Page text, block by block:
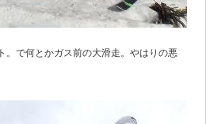
。で何とかガス前の大滑走。やはりの悪